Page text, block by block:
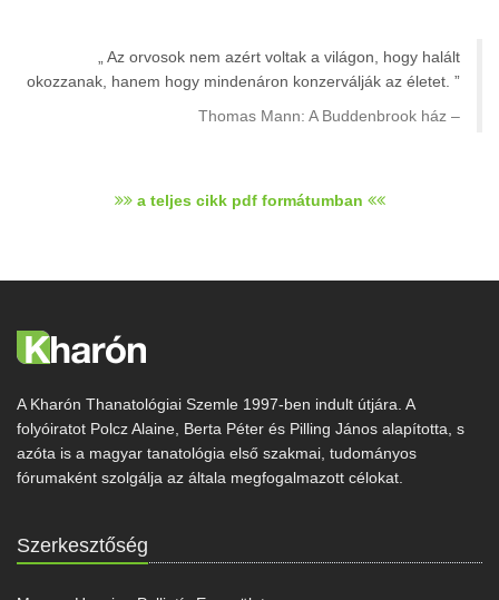
Az orvosok nem azért voltak a világon, hogy halált
okozzanak, hanem hogy mindenáron konzerválják az életet.
Thomas Mann: A Buddenbrook ház
a teljes cikk pdf formátumban
A Kharón Thanatológiai Szemle 1997-ben indult útjára. A
folyóiratot Polcz Alaine, Berta Péter és Pilling János alapította, s
azóta is a magyar tanatológia első szakmai, tudományos
fórumaként szolgálja az általa megfogalmazott célokat.
Szerkesztőség